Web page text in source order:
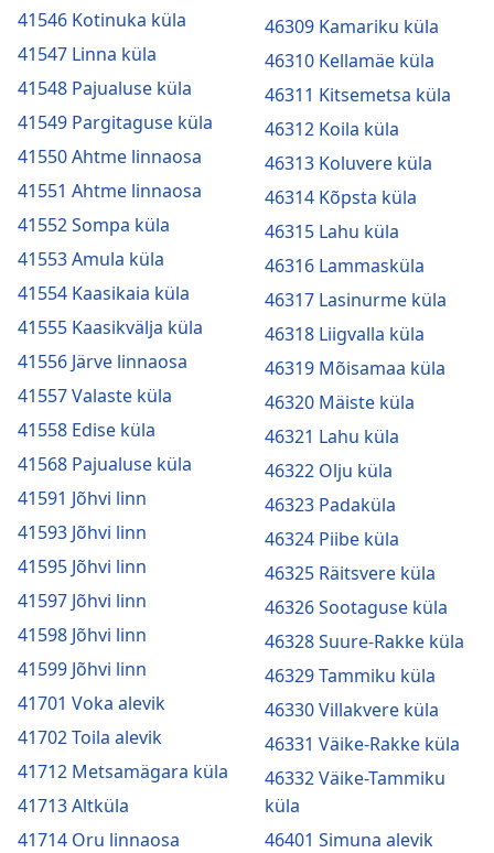
41546 Kotinuka küla
41547 Linna küla
41548 Pajualuse küla
41549 Pargitaguse küla
41550 Ahtme linnaosa
41551 Ahtme linnaosa
41552 Sompa küla
41553 Amula küla
41554 Kaasikaia küla
41555 Kaasikvälja küla
41556 Järve linnaosa
41557 Valaste küla
41558 Edise küla
41568 Pajualuse küla
41591 Jõhvi linn
41593 Jõhvi linn
41595 Jõhvi linn
41597 Jõhvi linn
41598 Jõhvi linn
41599 Jõhvi linn
41701 Voka alevik
41702 Toila alevik
41712 Metsamägara küla
41713 Altküla
41714 Oru linnaosa
46309 Kamariku küla
46310 Kellamäe küla
46311 Kitsemetsa küla
46312 Koila küla
46313 Koluvere küla
46314 Kõpsta küla
46315 Lahu küla
46316 Lammasküla
46317 Lasinurme küla
46318 Liigvalla küla
46319 Mõisamaa küla
46320 Mäiste küla
46321 Lahu küla
46322 Olju küla
46323 Padaküla
46324 Piibe küla
46325 Räitsvere küla
46326 Sootaguse küla
46328 Suure-Rakke küla
46329 Tammiku küla
46330 Villakvere küla
46331 Väike-Rakke küla
46332 Väike-Tammiku
küla
46401 Simuna alevik